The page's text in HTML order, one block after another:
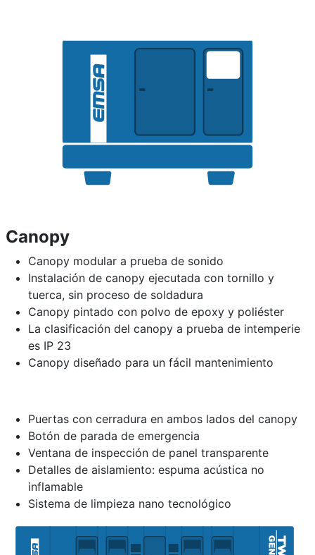
Canopy
Canopy modular a prueba de sonido
Instalación de canopy ejecutada con tornillo y
tuerca, sin proceso de soldadura
Canopy pintado con polvo de epoxy y poliéster
La clasificación del canopy a prueba de intemperie
es IP 23
Canopy diseñado para un fácil mantenimiento
Puertas con cerradura en ambos lados del canopy
Botón de parada de emergencia
Ventana de inspección de panel transparente
Detalles de aislamiento: espuma acústica no
inflamable
Sistema de limpieza nano tecnológico